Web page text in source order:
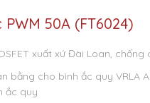
50A (FT6024)
xuất xứ Đài Loan, chống
bằng cho bình ắc quy VRLA
ắc quy